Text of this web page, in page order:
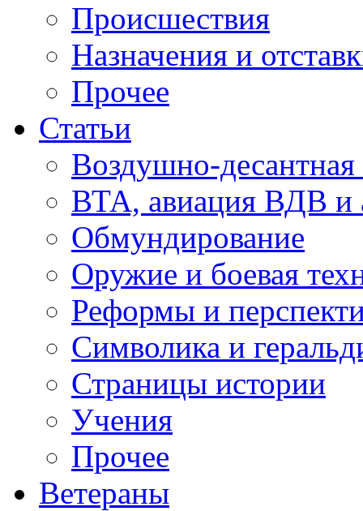
Происшествия
Назначения и
Прочее
Статьи
Воздушно-десантная
ВТА, авиация ВДВ и
Обмундирование
Оружие и боевая
Реформы и
Символика и
Страницы истории
Учения
Прочее
Ветераны